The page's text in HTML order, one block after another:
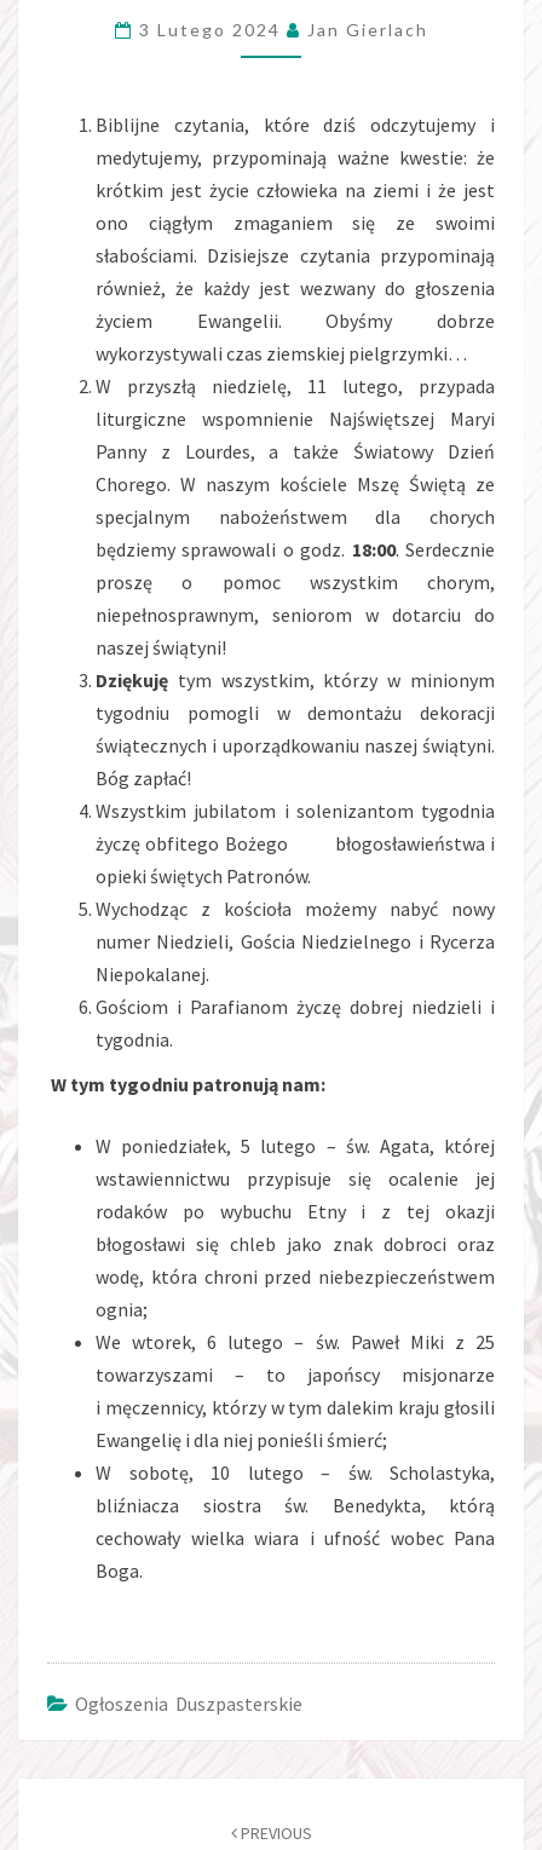
3 Lutego 2024 Jan Gierlach
Biblijne czytania, które dziś odczytujemy i
medytujemy, przypominają ważne kwestie: że
krótkim jest życie człowieka na ziemi i że jest
ono ciągłym zmaganiem się ze swoimi
słabościami. Dzisiejsze czytania przypominają
również, że każdy jest wezwany do głoszenia
życiem Ewangelii. Obyśmy dobrze
wykorzystywali czas ziemskiej pielgrzymki…
W przyszłą niedzielę, 11 lutego, przypada
liturgiczne wspomnienie Najświętszej Maryi
Panny z Lourdes, a także Światowy Dzień
Chorego. W naszym kościele Mszę Świętą ze
specjalnym nabożeństwem dla chorych
będziemy sprawowali o godz. 18:00. Serdecznie
proszę o pomoc wszystkim chorym,
niepełnosprawnym, seniorom w dotarciu do
naszej świątyni!
Dziękuję tym wszystkim, którzy w minionym
tygodniu pomogli w demontażu dekoracji
świątecznych i uporządkowaniu naszej świątyni.
Bóg zapłać!
Wszystkim jubilatom i solenizantom tygodnia
życzę obfitego Bożego błogosławieństwa i
opieki świętych Patronów.
Wychodząc z kościoła możemy nabyć nowy
numer Niedzieli, Gościa Niedzielnego i Rycerza
Niepokalanej.
Gościom i Parafianom życzę dobrej niedzieli i
tygodnia.
W tym tygodniu patronują nam:
W poniedziałek, 5 lutego – św. Agata, której
wstawiennictwu przypisuje się ocalenie jej
rodaków po wybuchu Etny i z tej okazji
błogosławi się chleb jako znak dobroci oraz
wodę, która chroni przed niebezpieczeństwem
ognia;
We wtorek, 6 lutego – św. Paweł Miki z 25
towarzyszami – to japońscy misjonarze
i męczennicy, którzy w tym dalekim kraju głosili
Ewangelię i dla niej ponieśli śmierć;
W sobotę, 10 lutego – św. Scholastyka,
bliźniacza siostra św. Benedykta, którą
cechowały wielka wiara i ufność wobec Pana
Boga.
Ogłoszenia Duszpasterskie
PREVIOUS